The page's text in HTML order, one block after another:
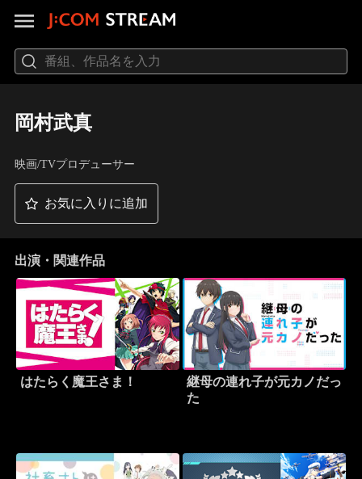
岡村武真
映画/TVプロデューサー
お気に入りに追加
出演・関連作品
はたらく魔王さま！
継母の連れ子が元カノだっ
た